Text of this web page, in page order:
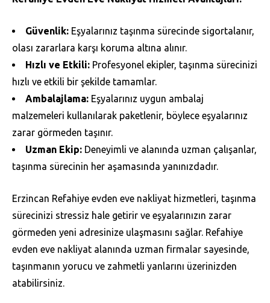
Güvenlik: Eşyalarınız taşınma sürecinde sigortalanır,
olası zararlara karşı koruma altına alınır.
Hızlı ve Etkili: Profesyonel ekipler, taşınma sürecinizi
hızlı ve etkili bir şekilde tamamlar.
Ambalajlama: Eşyalarınız uygun ambalaj
malzemeleri kullanılarak paketlenir, böylece eşyalarınız
zarar görmeden taşınır.
Uzman Ekip: Deneyimli ve alanında uzman çalışanlar,
taşınma sürecinin her aşamasında yanınızdadır.
Erzincan Refahiye evden eve nakliyat hizmetleri, taşınma
sürecinizi stressiz hale getirir ve eşyalarınızın zarar
görmeden yeni adresinize ulaşmasını sağlar. Refahiye
evden eve nakliyat alanında uzman firmalar sayesinde,
taşınmanın yorucu ve zahmetli yanlarını üzerinizden
atabilirsiniz.